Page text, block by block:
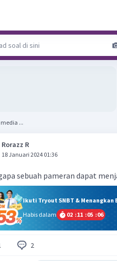
...
Rorazz R
18 Januari 2024 01:36
sebuah pameran dapat
Ikuti Tryout SNBT & Menangkan
Habis dalam
02 :11 :05 :06
2